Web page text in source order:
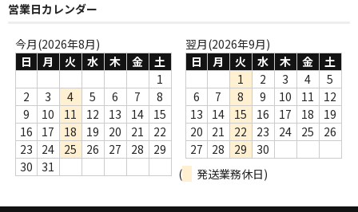
Webのみ no.4
売り切れ
Help
送料
営業日カレンダー
今月(2026年8月)
日
月 火 水 木 金
土
1
2
3 4 5 6 7
8
9
10 11 12 13 14
15
16
17 18 19 20 21
22
23
24 25 26 27 28
29
30
31
翌月(2026年9月)
日
月 火 水 木 金
土
1
2 3 4
5
6
7 8 9 10 11
12
13
14 15 16 17 18
19
20
21 22 23 24 25
26
27
28 29
30
(
発送業務休日)